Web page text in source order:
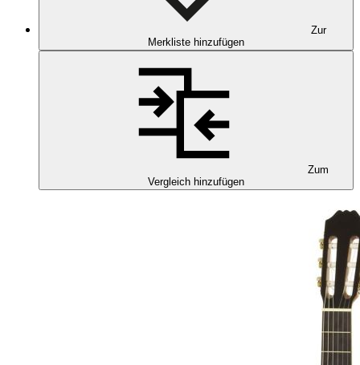
Zur
Merkliste hinzufügen
Zum
Vergleich hinzufügen